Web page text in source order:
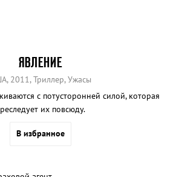
ЯВЛЕНИЕ
2011, Триллер, Ужасы
с потусторонней силой, которая
их повсюду.
В избранное